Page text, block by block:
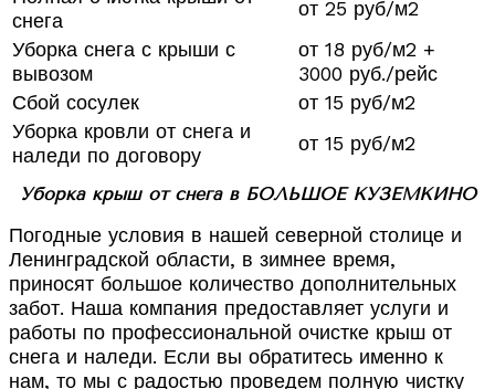
снега
от 25 руб/м2
Уборка снега с крыши с
вывозом
от 18 руб/м2 +
3000 руб./рейс
Сбой сосулек
от 15 руб/м2
Уборка кровли от снега и
наледи по договору
от 15 руб/м2
Уборка крыш от снега в БОЛЬШОЕ КУЗЕМКИНО
Погодные условия в нашей северной столице и
Ленинградской области, в зимнее время,
приносят большое количество дополнительных
забот. Наша компания предоставляет услуги и
работы по профессиональной очистке крыш от
снега и наледи. Если вы обратитесь именно к
нам, то мы с радостью проведем полную чистку